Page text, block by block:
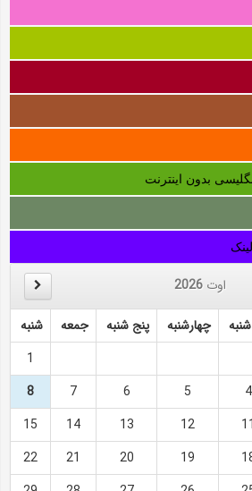
بدون اینترنت
اوت 2026
چهارشنبه پنج شنبه جمعه
شنبه
1
4
5
6
7
8
11
12
13
14
15
19
20
21
22